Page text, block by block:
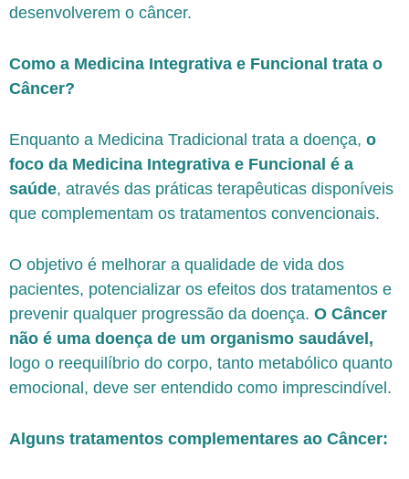
desenvolverem o câncer.
Como a Medicina Integrativa e Funcional trata o
Câncer?
Enquanto a Medicina Tradicional trata a doença, o
foco da Medicina Integrativa e Funcional é a
saúde, através das práticas terapêuticas disponíveis
que complementam os tratamentos convencionais.
O objetivo é melhorar a qualidade de vida dos
pacientes, potencializar os efeitos dos tratamentos e
prevenir qualquer progressão da doença. O Câncer
não é uma doença de um organismo saudável,
logo o reequilíbrio do corpo, tanto metabólico quanto
emocional, deve ser entendido como imprescindível.
Alguns tratamentos complementares ao Câncer: